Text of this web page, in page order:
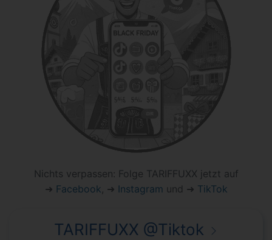
Nichts verpassen: Folge TARIFFUXX jetzt auf
➜ Facebook, ➜ Instagram und ➜ TikTok
TARIFFUXX @Tiktok